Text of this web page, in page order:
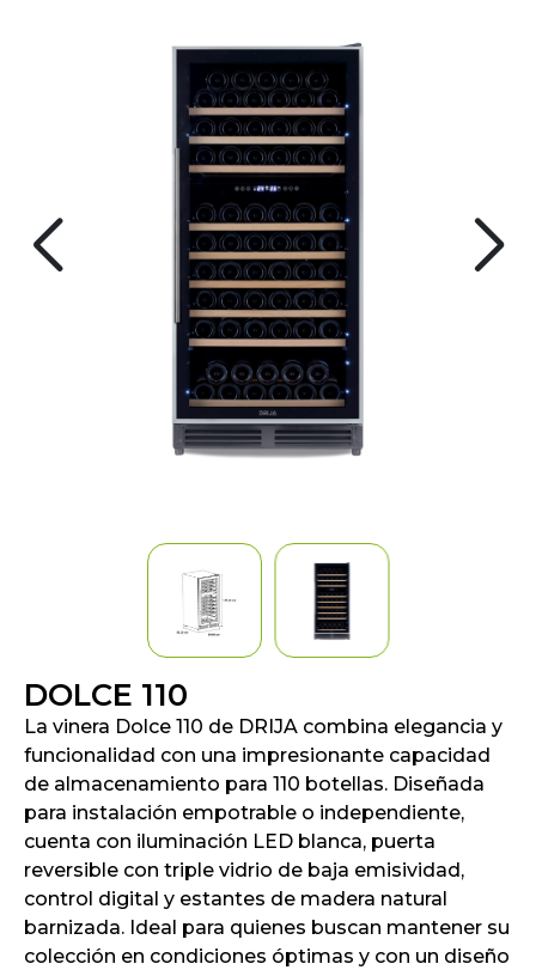
DOLCE 110
La vinera Dolce 110 de DRIJA combina elegancia y
funcionalidad con una impresionante capacidad
de almacenamiento para 110 botellas. Diseñada
para instalación empotrable o independiente,
cuenta con iluminación LED blanca, puerta
reversible con triple vidrio de baja emisividad,
control digital y estantes de madera natural
barnizada. Ideal para quienes buscan mantener su
colección en condiciones óptimas y con un diseño